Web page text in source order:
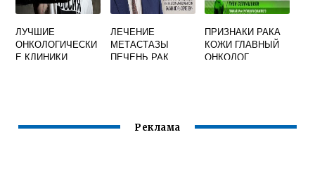
ЛУЧШИЕ
ОНКОЛОГИЧЕСКИ
Е КЛИНИКИ
ЛЕЧЕНИЕ
МЕТАСТАЗЫ
ПЕЧЕНЬ РАК
ПРИЗНАКИ РАКА
КОЖИ ГЛАВНЫЙ
ОНКОЛОГ
Реклама